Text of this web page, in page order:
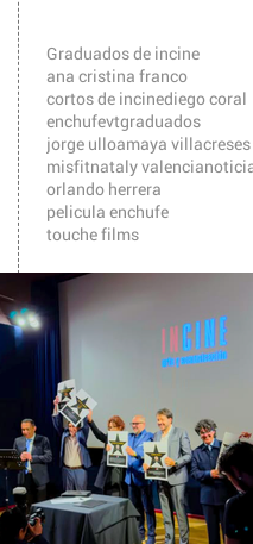
Graduados de incine
ana cristina franco
cortos de incinediego coral
enchufevtgraduados
jorge ulloamaya villacreses
misfitnataly valencia
orlando herrera
pelicula enchufe
touche films